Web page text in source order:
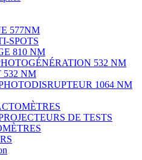
577NM
SPOTS
810 NM
532 NM
532 NM
1064 NM
DE TESTS